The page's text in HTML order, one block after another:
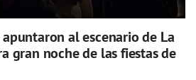
al escenario de La
gran noche de las fiestas de